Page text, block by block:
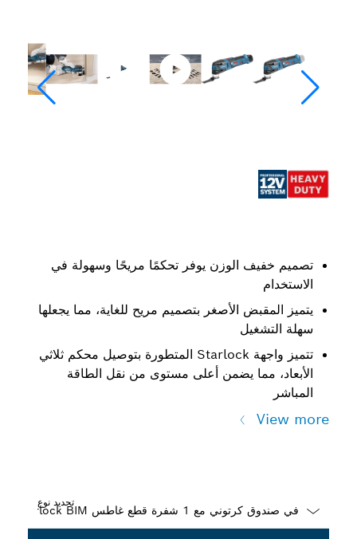
تصميم خفيف الوزن يوفر تحكمًا مريحًا وسهولة في
الاستخدام
يتميز المقبض الأصغر بتصميم مريح للغاية، مما يجعلها
سهلة التشغيل
تتميز واجهة Starlock المتطورة بتوصيل محكم ثلاثي
الأبعاد، مما يضمن أعلى مستوى من نقل الطاقة
المباشر
View more
تحديد نوع